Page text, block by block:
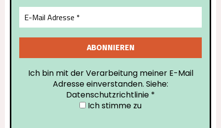
Ich bin mit der Verarbeitung meiner E-Mail
Adresse einverstanden. Siehe:
Datenschutzrichtlinie *
Ich stimme zu